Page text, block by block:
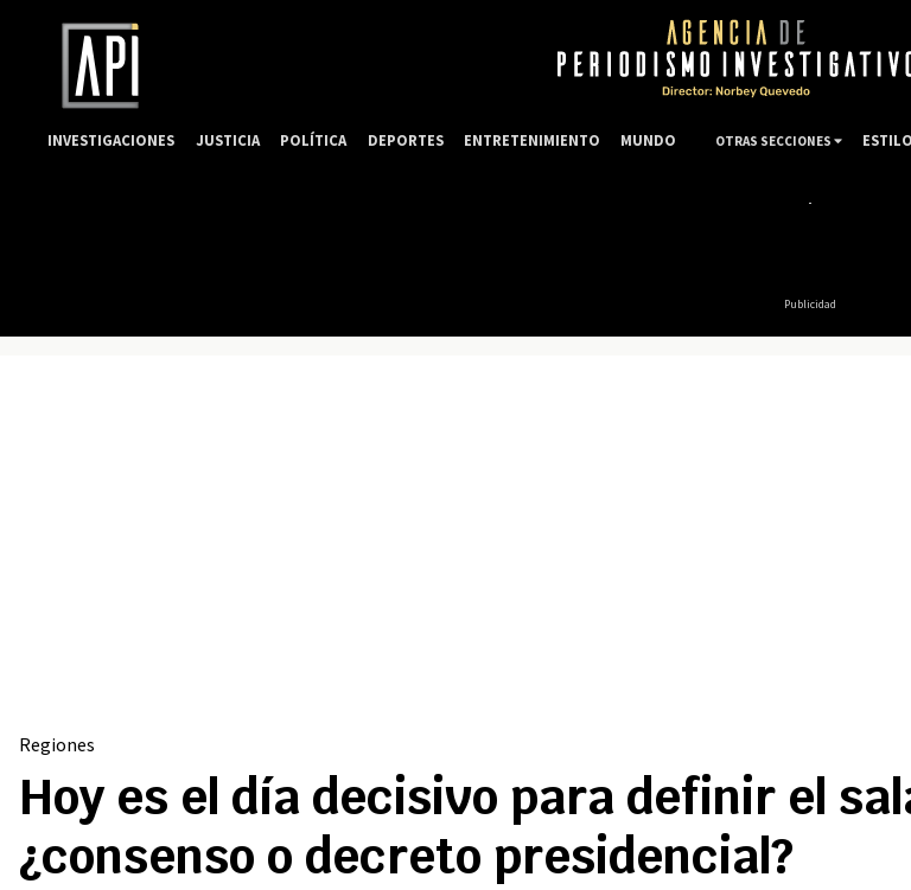
Publicidad
Regiones
Hoy es el día decisivo para definir el
¿consenso o decreto presidencial?
INVESTIGACIONES JUSTICIA POLÍTICA DEPORTES ENTRETENIMIENTO MUNDO OTRAS SECCIONES